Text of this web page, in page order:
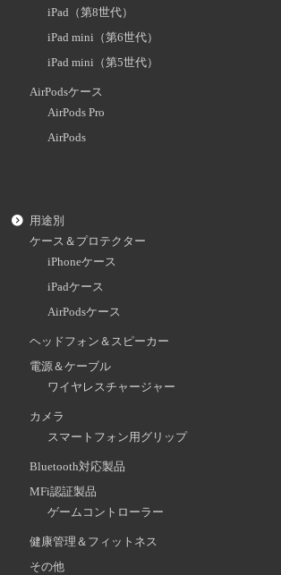
iPad（第8世代）
iPad mini（第6世代）
iPad mini（第5世代）
AirPodsケース
AirPods Pro
AirPods
用途別
ケース＆プロテクター
iPhoneケース
iPadケース
AirPodsケース
ヘッドフォン＆スピーカー
電源＆ケーブル
ワイヤレスチャージャー
カメラ
スマートフォン用グリップ
Bluetooth対応製品
MFi認証製品
ゲームコントローラー
健康管理＆フィットネス
その他